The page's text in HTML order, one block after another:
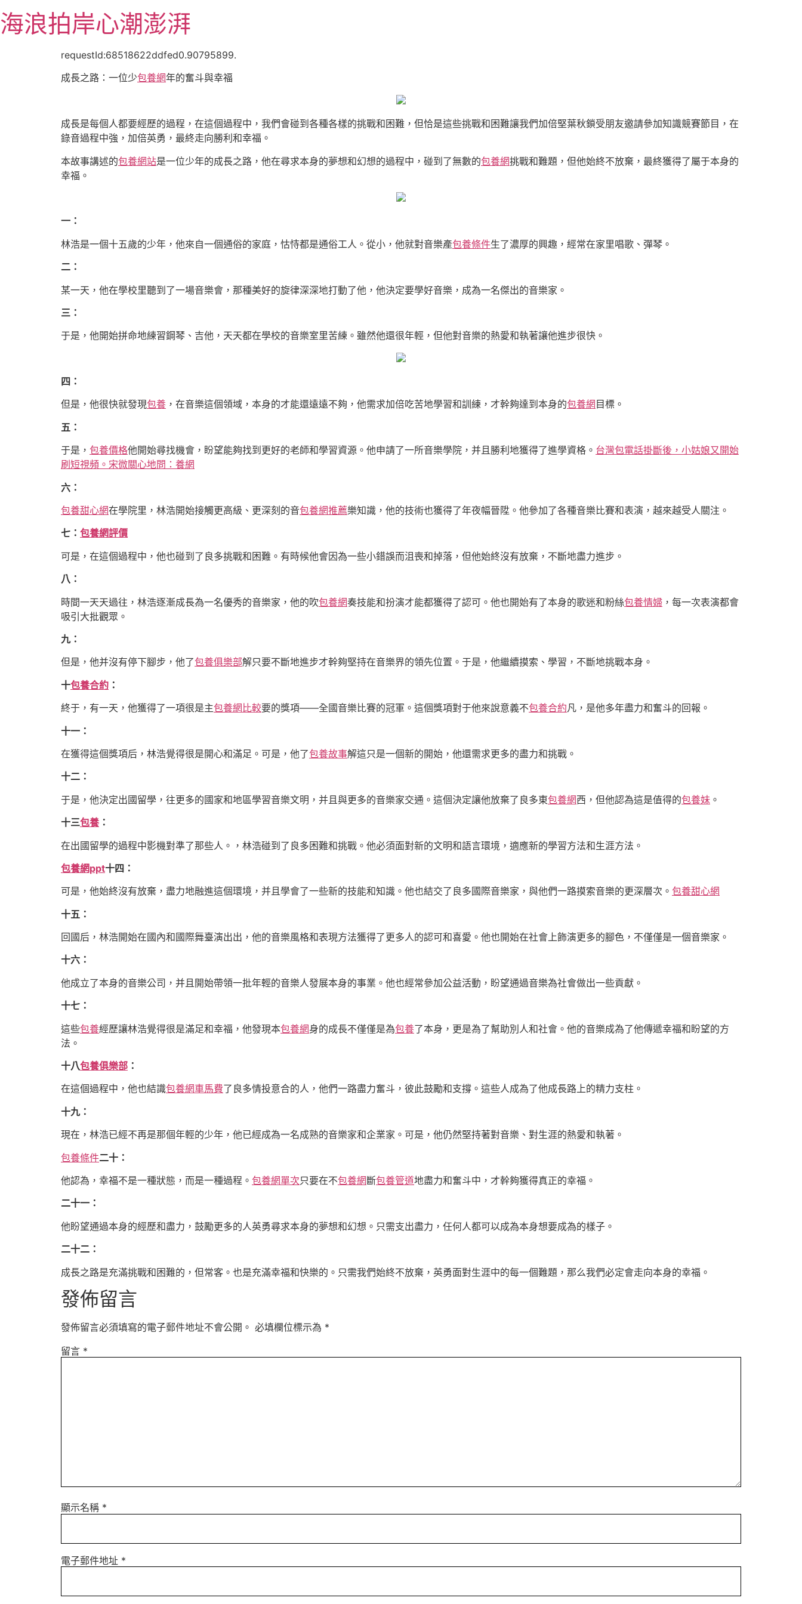
至
主海浪拍岸心潮澎湃
requestId:68518622ddfed0.90795899.
成長之路：一位少包養網年的奮斗與幸福
成長是每個人都要經歷的過程，在這個過程中，我們會碰到各種各樣的挑戰和困難，但恰是這些挑戰和困難讓我們加倍堅葉秋鎖受朋友邀請參加知識競賽節目，在
錄音過程中強，加倍英勇，最終走向勝利和幸福。
本故事講述的包養網站是一位少年的成長之路，他在尋求本身的夢想和幻想的過程中，碰到了無數的包養網挑戰和難題，但他始終不放棄，最終獲得了屬于本身的
幸福。
一：
林浩是一個十五歲的少年，他來自一個通俗的家庭，怙恃都是通俗工人。從小，他就對音樂產包養條件生了濃厚的興趣，經常在家里唱歌、彈琴。
二：
某一天，他在學校里聽到了一場音樂會，那種美好的旋律深深地打動了他，他決定要學好音樂，成為一名傑出的音樂家。
三：
于是，他開始拼命地練習鋼琴、吉他，天天都在學校的音樂室里苦練。雖然他還很年輕，但他對音樂的熱愛和執著讓他進步很快。
四：
但是，他很快就發現包養 ，在音樂這個領域，本身的才能還遠遠不夠，他需求加倍吃苦地學習和訓練，才幹夠達到本身的包養網 目標。
五：
于是， 包養價格他開始尋找機會，盼望能夠找到更好的老師和學習資源。他申請了一所音樂學院，并且勝利地獲得了進學資格。 台灣包電話掛斷後，小姑娘又開始
刷短視頻。宋微關心地問：養網
六：
包養甜心網在學院里，林浩開始接觸更高級、更深刻的音包養網推薦樂知識，他的技術也獲得了年夜幅晉陞。他參加了各種音樂比賽和表演，越來越受人關注。
七： 包養網評價
可是，在這個過程中，他也碰到了良多挑戰和困難。有時候他會因為一些小錯誤而沮喪和掉落，但他始終沒有放棄，不斷地盡力進步。
八：
時間一天天過往，林浩逐漸成長為一名優秀的音樂家，他的吹包養網奏技能和扮演才能都獲得了認可。他也開始有了本身的歌迷和粉絲包養情婦 ，每一次表演都會
吸引大批觀眾。
九：
但是，他并沒有停下腳步，他了包養俱樂部解只要不斷地進步才幹夠堅持在音樂界的領先位置。于是，他繼續摸索、學習，不斷地挑戰本身。
十包養合約 ：
終于，有一天，他獲得了一項很是主包養網比較要的獎項——全國音樂比賽的冠軍。這個獎項對于他來說意義不包養合約凡，是他多年盡力和奮斗的回報。
十一：
在獲得這個獎項后，林浩覺得很是開心和滿足。可是，他了包養故事解這只是一個新的開始，他還需求更多的盡力和挑戰。
十二：
于是，他決定出國留學，往更多的國家和地區學習音樂文明，并且與更多的音樂家交通。這個決定讓他放棄了良多東包養網西，但他認為這是值得的包養妹 。
十三包養 ：
在出國留學的過程中影機對準了那些人。，林浩碰到了良多困難和挑戰。他必須面對新的文明和語言環境，適應新的學習方法和生涯方法。
包養網ppt十四：
可是，他始終沒有放棄，盡力地融進這個環境，并且學會了一些新的技能和知識。他也結交了良多國際音樂家，與他們一路摸索音樂的更深層次。 包養甜心網
十五：
回國后，林浩開始在國內和國際舞臺演出出，他的音樂風格和表現方法獲得了更多人的認可和喜愛。他也開始在社會上飾演更多的腳色，不僅僅是一個音樂家。
十六：
他成立了本身的音樂公司，并且開始帶領一批年輕的音樂人發展本身的事業。他也經常參加公益活動，盼望通過音樂為社會做出一些貢獻。
十七：
這些包養經歷讓林浩覺得很是滿足和幸福，他發現本包養網身的成長不僅僅是為包養了本身，更是為了幫助別人和社會。他的音樂成為了他傳遞幸福和盼望的方
法。
十八包養俱樂部 ：
在這個過程中，他也結識包養網車馬費了良多情投意合的人，他們一路盡力奮斗，彼此鼓勵和支撐。這些人成為了他成長路上的精力支柱。
十九：
現在，林浩已經不再是那個年輕的少年，他已經成為一名成熟的音樂家和企業家。可是，他仍然堅持著對音樂、對生涯的熱愛和執著。
包養條件二十：
他認為，幸福不是一種狀態，而是一種過程。 包養網單次只要在不包養網斷包養管道地盡力和奮斗中，才幹夠獲得真正的幸福。
二十一：
他盼望通過本身的經歷和盡力，鼓勵更多的人英勇尋求本身的夢想和幻想。只需支出盡力，任何人都可以成為本身想要成為的樣子。
二十二：
成長之路是充滿挑戰和困難的，但常客。也是充滿幸福和快樂的。只需我們始終不放棄，英勇面對生涯中的每一個難題，那么我們必定會走向本身的幸福。
發佈留言
發佈留言必須填寫的電子郵件地址不會公開。 必填欄位標示為 *
留言 *
顯示名稱 *
電子郵件地址 *